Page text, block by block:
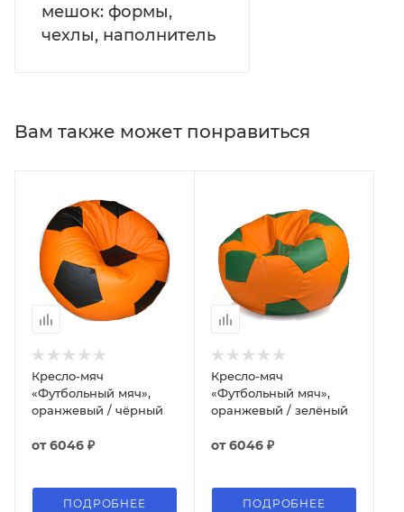
мешок: формы,
чехлы, наполнитель
Вам также может понравиться
Кресло-мяч
«Футбольный мяч»,
оранжевый / чёрный
от6046 ₽
ПОДРОБНЕЕ
Кресло-мяч
«Футбольный мяч»,
оранжевый / зелёный
от6046 ₽
ПОДРОБНЕЕ